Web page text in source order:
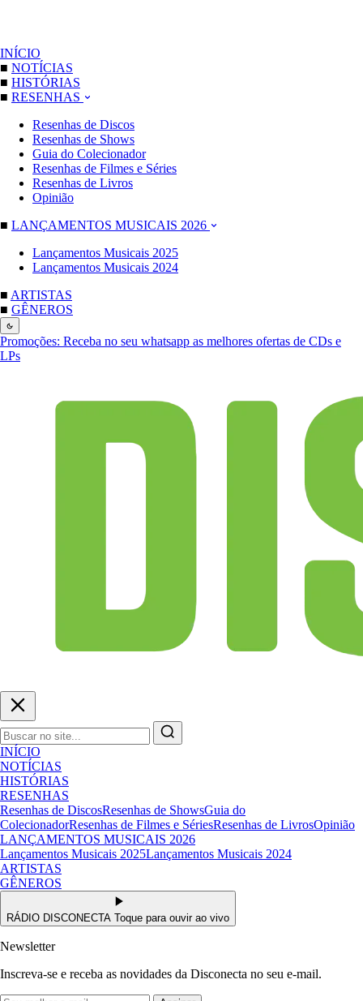
INÍCIO
■ NOTÍCIAS
■ HISTÓRIAS
■ RESENHAS
Resenhas de Discos
Resenhas de Shows
Guia do Colecionador
Resenhas de Filmes e Séries
Resenhas de Livros
Opinião
■ LANÇAMENTOS MUSICAIS 2026
Lançamentos Musicais 2025
Lançamentos Musicais 2024
■ ARTISTAS
■ GÊNEROS
Promoções: Receba no seu whatsapp as melhores ofertas de CDs e
LPs
INÍCIO
NOTÍCIAS
HISTÓRIAS
RESENHAS
Resenhas de DiscosResenhas de ShowsGuia do
ColecionadorResenhas de Filmes e SériesResenhas de LivrosOpinião
LANÇAMENTOS MUSICAIS 2026
Lançamentos Musicais 2025Lançamentos Musicais 2024
ARTISTAS
GÊNEROS
RÁDIO DISCONECTA Toque para ouvir ao vivo
Newsletter
Inscreva-se e receba as novidades da Disconecta no seu e-mail.